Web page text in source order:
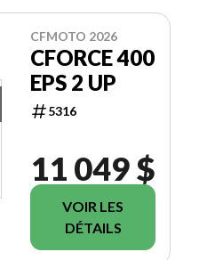
CFMOTO 2026
CFORCE 400
EPS 2 UP
5316
11 049 $
VOIR LES
DÉTAILS